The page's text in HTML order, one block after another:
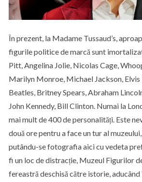
În prezent, la Madame Tussaud’s,
figurile politice de marcă sunt
Pitt, Angelina Jolie, Nicolas Cage,
Marilyn Monroe, Michael Jackson, Elvis
Beatles, Britney Spears, Abraham
John Kennedy, Bill Clinton. Numai la
mai mult de 400 de personalități. Este
două ore pentru a face un tur al
putându-se fotografia aici cu vedeta
fi un loc de distracție, Muzeul Figurilor
fereastră deschisă către istorie,